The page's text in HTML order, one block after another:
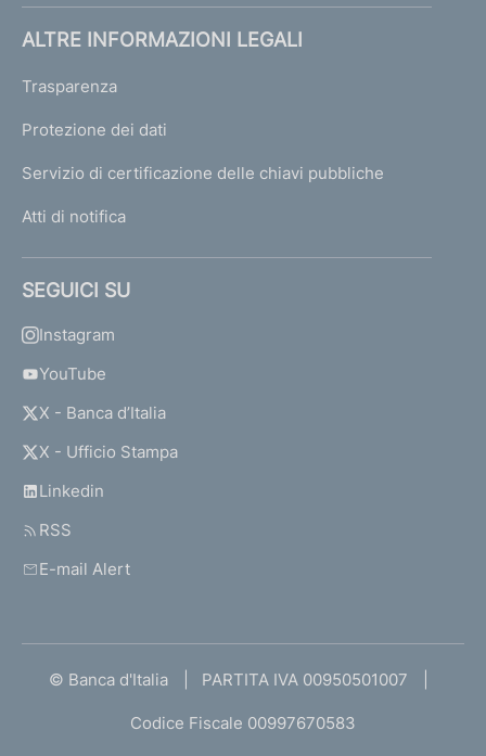
ALTRE INFORMAZIONI LEGALI
Trasparenza
Protezione dei dati
Servizio di certificazione delle chiavi pubbliche
Atti di notifica
SEGUICI SU
Instagram
YouTube
X - Banca d’Italia
X - Ufficio Stampa
Linkedin
RSS
E-mail Alert
© Banca d'Italia PARTITA IVA 00950501007
Codice Fiscale 00997670583